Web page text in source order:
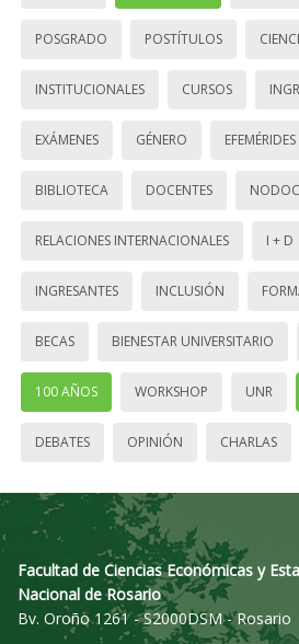
POSGRADO POSTÍTULOS
INSTITUCIONALES CURSOS
EXÁMENES GÉNERO EFEMÉRIDES
BIBLIOTECA DOCENTES
RELACIONES INTERNACIONALES I + D
INGRESANTES INCLUSIÓN
BECAS BIENESTAR UNIVERSITARIO
100 AÑOS WORKSHOP UNR
DEBATES OPINIÓN CHARLAS
Facultad de Ciencias Económicas y
Nacional de Rosario
Bv. Oroño 1261 - S2000DSM - Rosario